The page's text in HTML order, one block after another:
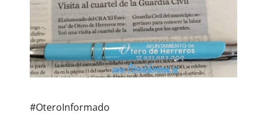
#OteroInformado